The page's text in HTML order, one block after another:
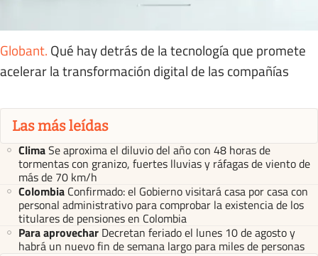
Globant. Qué hay detrás de la tecnología que promete
acelerar la transformación digital de las compañías
Las más leídas
ClimaSe aproxima el diluvio del año con 48 horas de
tormentas con granizo, fuertes lluvias y ráfagas de viento de
más de 70 km/h
Colombia Confirmado: el Gobierno visitará casa por casa con
personal administrativo para comprobar la existencia de los
titulares de pensiones en Colombia
Para aprovechar Decretan feriado el lunes 10 de agosto y
habrá un nuevo fin de semana largo para miles de personas